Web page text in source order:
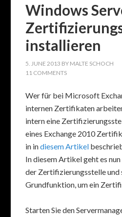
Windows
installieren
5. JUNE 2013 BY MALTE SCHOCH
11 COMMENTS
Wer für bei Microsoft
internen Zertifikaten
intern eine
eines Exchange 2010
in indiesem Artikel
In diesem Artikel geht es
der Zertifizierungsstelle und
Grundfunktion, um ein
Starten Sie den